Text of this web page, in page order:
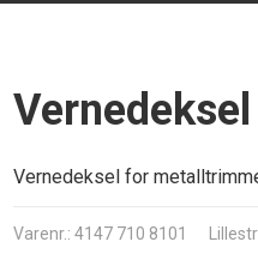
Vernedeksel for
Varenr.: 4147 710 8101